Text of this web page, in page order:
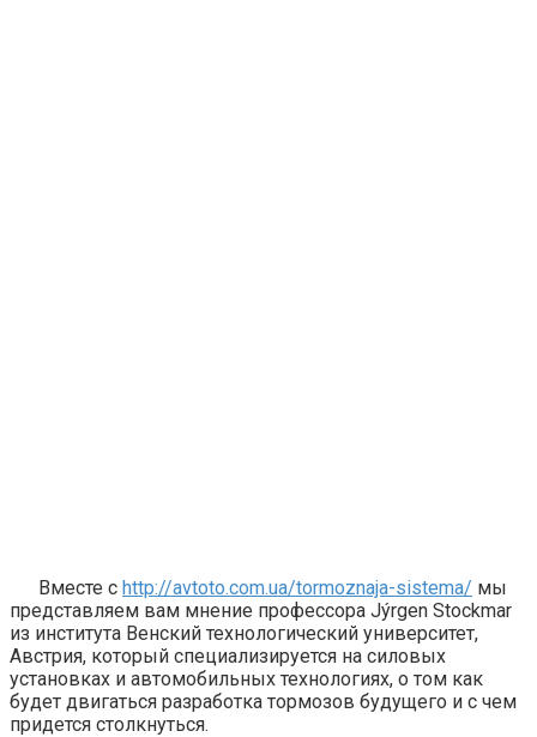
Вместе с http://avtoto.com.ua/tormoznaja-sistema/ мы
представляем вам мнение профессора Jýrgen Stockmar
из института Венский технологический университет,
Австрия, который специализируется на силовых
установках и автомобильных технологиях, о том как
будет двигаться разработка тормозов будущего и с чем
придется столкнуться.